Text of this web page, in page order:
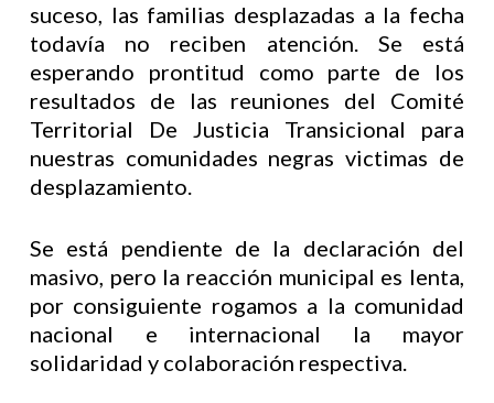
suceso, las familias desplazadas a la fecha
todavía no reciben atención. Se está
esperando prontitud como parte de los
resultados de las reuniones del Comité
Territorial De Justicia Transicional para
nuestras comunidades negras victimas de
desplazamiento.
Se está pendiente de la declaración del
masivo, pero la reacción municipal es lenta,
por consiguiente rogamos a la comunidad
nacional e internacional la mayor
solidaridad y colaboración respectiva.